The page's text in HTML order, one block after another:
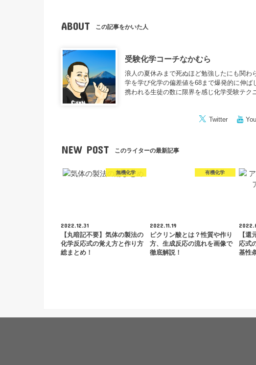
ABOUT この記事をかいた人
受験化学コーチなかむら
浪人の夏休みまで死ぬほど勉強したにも関
学を学び化学の偏差値を68まで爆発的に伸ば
携われる生徒の数に限界を感じ化学受験テク
Twitter
NEW POST このライターの最新記事
無機化学
2022.12.31
【丸暗記不要】気体の製法の
化学反応式の覚え方と作り方
総まとめ！
有機化学
2022.11.19
ピクリン酸とは？性質や作り
方、生成反応の流れを画像で
徹底解説！
【還
応式
基性